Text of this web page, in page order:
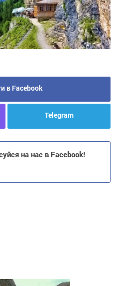
в Facebook
Telegram
на нас в Facebook!